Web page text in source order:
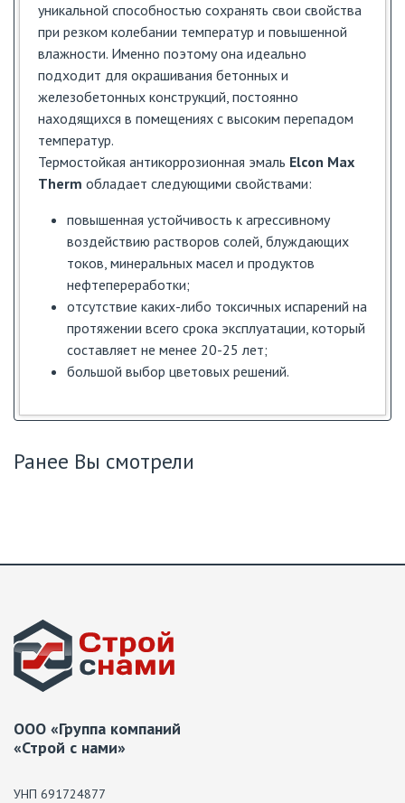
уникальной способностью сохранять свои свойства
при резком колебании температур и повышенной
влажности. Именно поэтому она идеально
подходит для окрашивания бетонных и
железобетонных конструкций, постоянно
находящихся в помещениях с высоким перепадом
температур.
Термостойкая антикоррозионная эмаль Elcon Max
Therm обладает следующими свойствами:
повышенная устойчивость к агрессивному
воздействию растворов солей, блуждающих
токов, минеральных масел и продуктов
нефтепереработки;
отсутствие каких-либо токсичных испарений на
протяжении всего срока эксплуатации, который
составляет не менее 20-25 лет;
большой выбор цветовых решений.
Ранее Вы смотрели
ООО «Группа компаний
«Строй с нами»
УНП 691724877